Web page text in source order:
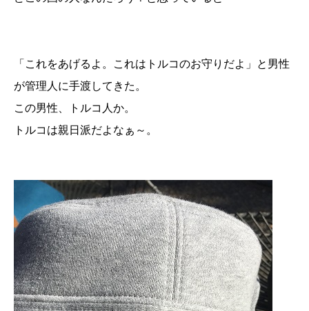
「これをあげるよ。これはトルコのお守りだよ」と男性
が管理人に手渡してきた。
この男性、トルコ人か。
トルコは親日派だよなぁ～。